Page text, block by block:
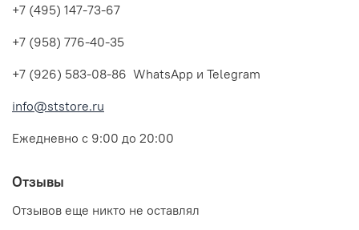
+7 (495) 147-73-67
+7 (958) 776-40-35
+7 (926) 583-08-86 WhatsApp и Telegram
info@ststore.ru
Ежедневно с 9:00 до 20:00
Отзывы
Отзывов еще никто не оставлял